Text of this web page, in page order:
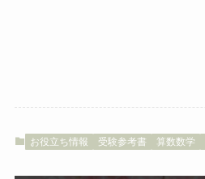
お役立ち情報 受験参考書 算数数学